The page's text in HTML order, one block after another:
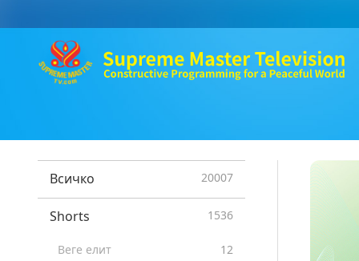
Всичко 20007
Shorts 1536
Веге елит
12